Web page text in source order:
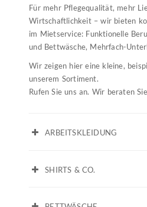
Für mehr Pflegequalität, mehr
Wirtschaftlichkeit – wir bieten
im Mietservice: Funktionelle
und Bettwäsche, Mehrfach-
Wir zeigen hier eine kleine,
unserem Sortiment.
Rufen Sie uns an. Wir beraten
ARBEITSKLEIDUNG
SHIRTS & CO.